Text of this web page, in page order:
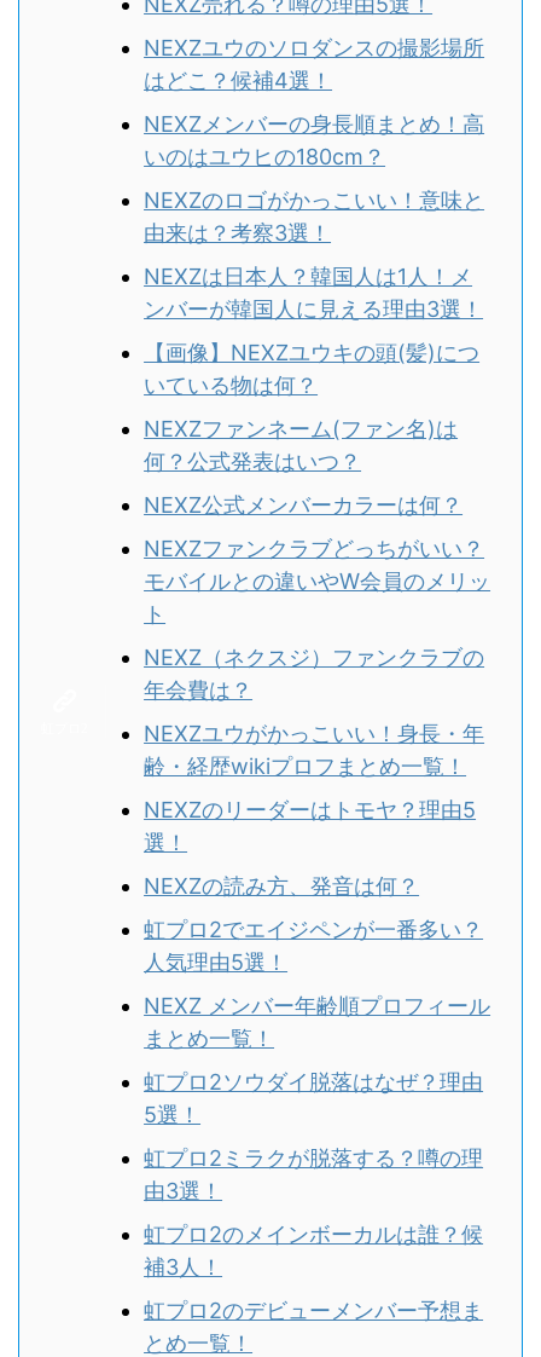
NEXZユウのソロダンスの撮影場所
はどこ？候補4選！
NEXZメンバーの身長順まとめ！高
いのはユウヒの180cm？
NEXZのロゴがかっこいい！意味と
由来は？考察3選！
NEXZは日本人？韓国人は1人！メ
ンバーが韓国人に見える理由3選！
【画像】NEXZユウキの頭(髪)につ
いている物は何？
NEXZファンネーム(ファン名)は
何？公式発表はいつ？
NEXZ公式メンバーカラーは何？
NEXZファンクラブどっちがいい？
モバイルとの違いやW会員のメリッ
ト
NEXZ（ネクスジ）ファンクラブの
年会費は？
NEXZユウがかっこいい！身長・年
齢・経歴wikiプロフまとめ一覧！
NEXZのリーダーはトモヤ？理由5
選！
NEXZの読み方、発音は何？
虹プロ2でエイジペンが一番多い？
人気理由5選！
NEXZ メンバー年齢順プロフィール
まとめ一覧！
虹プロ2ソウダイ脱落はなぜ？理由
5選！
虹プロ2ミラクが脱落する？噂の理
由3選！
虹プロ2のメインボーカルは誰？候
補3人！
虹プロ2のデビューメンバー予想ま
とめ一覧！